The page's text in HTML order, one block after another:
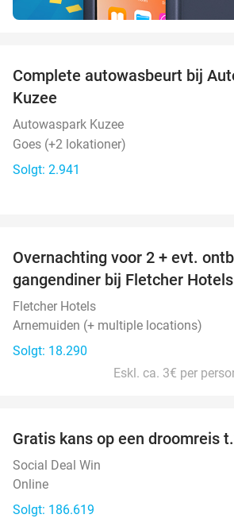
Complete autowasbeurt bij
Kuzee
Autowaspark Kuzee
Goes (+2 lokationer)
Solgt: 2.941
Overnachting voor 2 + evt.
gangendiner bij Fletcher Hotels
Fletcher Hotels
Arnemuiden (+ multiple locations)
Solgt: 18.290
Eskl. ca. 3€ per
Gratis kans op een droomreis
Social Deal Win
Online
Solgt: 186.619